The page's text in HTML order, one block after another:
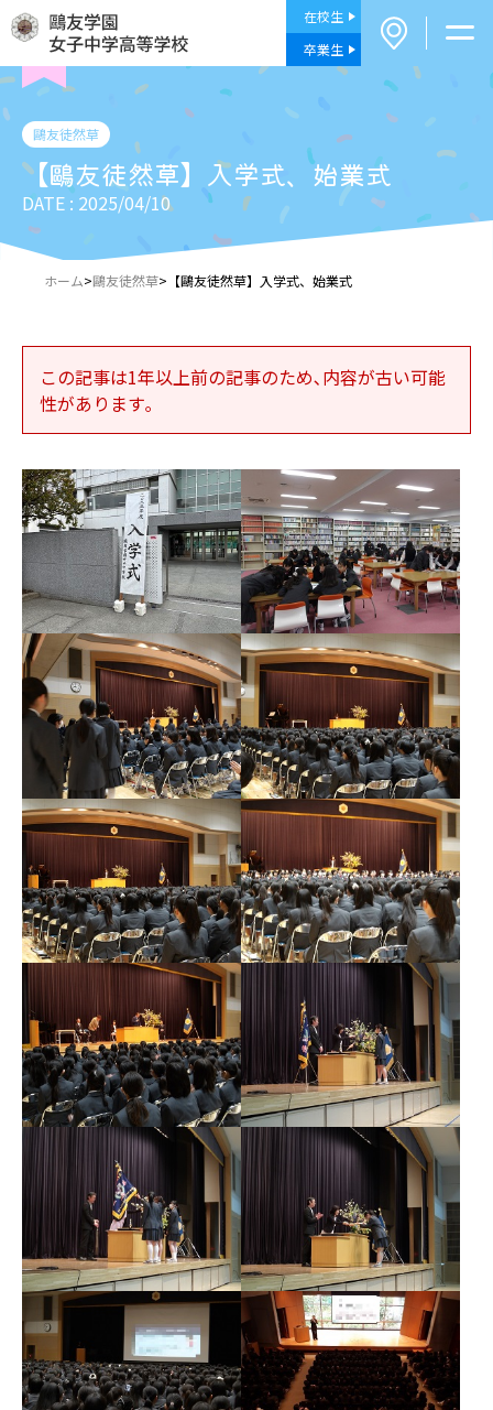
在校生
卒業生
鷗友徒然草
【鷗友徒然草】入学式、始業式
DATE : 2025/04/10
ホーム>鷗友徒然草> 【鷗友徒然草】入学式、始業式
この記事は1年以上前の記事のため､内容が古い可能
性があります｡